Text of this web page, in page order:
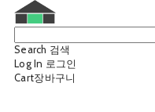
Search 검색
Log In 로그인
Cart장바구니